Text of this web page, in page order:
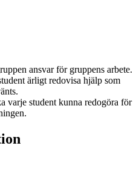
ansvar för gruppens arbete.
ärligt redovisa hjälp som
varje student kunna redogöra för